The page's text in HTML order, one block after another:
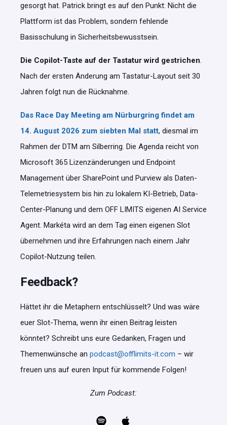
gesorgt hat. Patrick bringt es auf den Punkt: Nicht die
Plattform ist das Problem, sondern fehlende
Basisschulung in Sicherheitsbewusstsein.
Die Copilot-Taste auf der Tastatur wird gestrichen.
Nach der ersten Änderung am Tastatur-Layout seit 30
Jahren folgt nun die Rücknahme.
Das Race Day Meeting am Nürburgring findet am
14. August 2026 zum siebten Mal statt, diesmal im
Rahmen der DTM am Silberring. Die Agenda reicht von
Microsoft 365 Lizenzänderungen und Endpoint
Management über SharePoint und Purview als Daten-
Telemetriesystem bis hin zu lokalem KI-Betrieb, Data-
Center-Planung und dem OFF LIMITS eigenen AI Service
Agent. Markéta wird an dem Tag einen eigenen Slot
übernehmen und ihre Erfahrungen nach einem Jahr
Copilot-Nutzung teilen.
Feedback?
Hättet ihr die Metaphern entschlüsselt? Und was wäre
euer Slot-Thema, wenn ihr einen Beitrag leisten
könntet? Schreibt uns eure Gedanken, Fragen und
Themenwünsche an podcast@offlimits-it.com – wir
freuen uns auf euren Input für kommende Folgen!
Zum Podcast: